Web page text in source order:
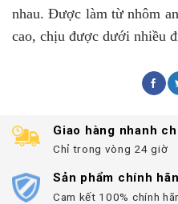
nhau. Được làm từ nhôm
cao, chịu được dưới nhiều
Giao hàng nhanh
Chỉ trong vòng 24 giờ
Sản phẩm chính
Cam kết 100% chính